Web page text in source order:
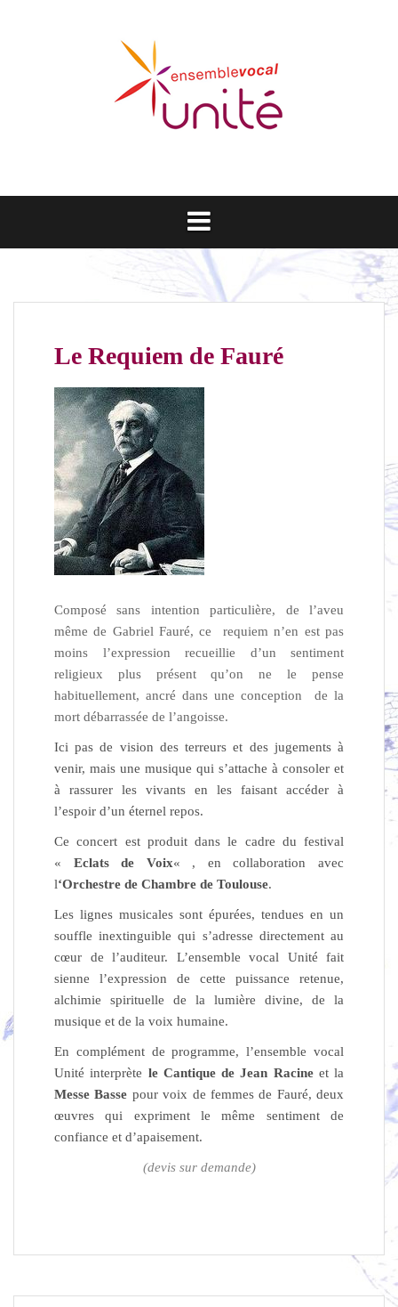
Le Requiem de Fauré
Composé sans intention particulière, de l’aveu
même de Gabriel Fauré, ce requiem n’en est pas
moins l’expression recueillie d’un sentiment
religieux plus présent qu’on ne le pense
habituellement, ancré dans une conception de la
mort débarrassée de l’angoisse.
Ici pas de vision des terreurs et des jugements à
venir, mais une musique qui s’attache à consoler et
à rassurer les vivants en les faisant accéder à
l’espoir d’un éternel repos.
Ce concert est produit dans le cadre du festival
« Eclats de Voix« , en collaboration avec
l‘Orchestre de Chambre de Toulouse.
Les lignes musicales sont épurées, tendues en un
souffle inextinguible qui s’adresse directement au
cœur de l’auditeur. L’ensemble vocal Unité fait
sienne l’expression de cette puissance retenue,
alchimie spirituelle de la lumière divine, de la
musique et de la voix humaine.
En complément de programme, l’ensemble vocal
Unité interprète le Cantique de Jean Racineet la
Messe Basse pour voix de femmes de Fauré, deux
œuvres qui expriment le même sentiment de
confiance et d’apaisement.
(devis sur demande)